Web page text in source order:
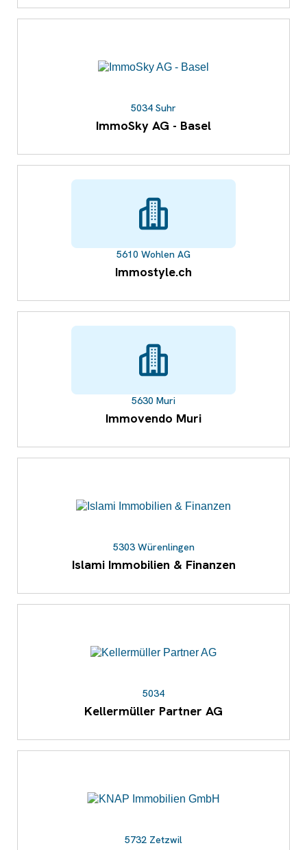
5034 Suhr
ImmoSky AG - Basel
5610 Wohlen AG
Immostyle.ch
5630 Muri
Immovendo Muri
5303 Würenlingen
Islami Immobilien & Finanzen
5034
Kellermüller Partner AG
5732 Zetzwil